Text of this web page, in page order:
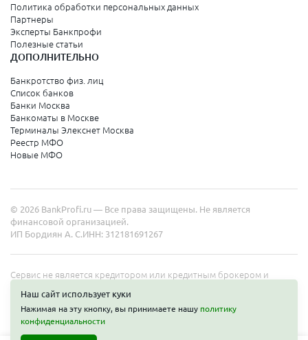
Санкт-Петербург и Ленинградская область
Колпино
Санкт-Петербург
Краснодарский край
Армавир
Сочи
Анапа
Ейск
Свердловская область
Политика обработки персональных данных
Партнеры
Эксперты Банкпрофи
Полезные статьи
ДОПОЛНИТЕЛЬНО
Банкротство физ. лиц
Список банков
Банки Москва
Банкоматы в Москве
Терминалы Элекснет Москва
Реестр МФО
Новые МФО
© 2026 BankProfi.ru — Все права защищены. Не является
финансовой организацией.
ИП Бордиян А. С.ИНН: 312181691267
Сервис не является кредитором или кредитным брокером и
на сайте не является публичной офертой. Полные условия услуг
уточняйте на сайте организаций.
Наш сайт использует куки
Нажимая на эту кнопку, вы принимаете нашу политику
конфиденциальности